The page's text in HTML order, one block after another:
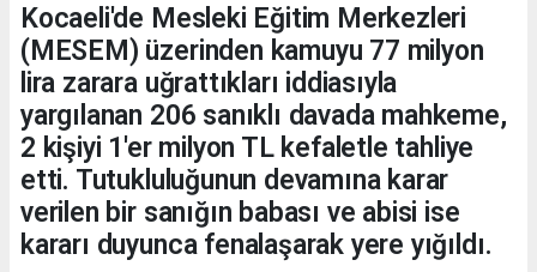
Kocaeli'de Mesleki Eğitim Merkezleri
(MESEM) üzerinden kamuyu 77 milyon
lira zarara uğrattıkları iddiasıyla
yargılanan 206 sanıklı davada mahkeme,
2 kişiyi 1'er milyon TL kefaletle tahliye
etti. Tutukluluğunun devamına karar
verilen bir sanığın babası ve abisi ise
kararı duyunca fenalaşarak yere yığıldı.